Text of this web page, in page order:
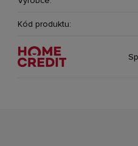
Kód produktu: